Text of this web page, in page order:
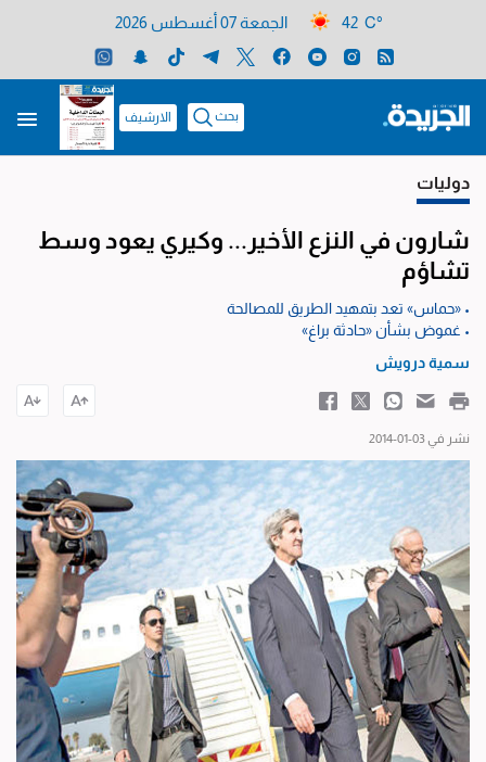
42 C° الجمعة 07 أغسطس 2026
بحث الارشيف
دوليات
شارون في النزع الأخير... وكيري يعود وسط
تشاؤم
• «حماس» تعد بتمهيد الطريق للمصالحة
• غموض بشأن «حادثة براغ»
سمية درويش
نشر في 03-01-2014